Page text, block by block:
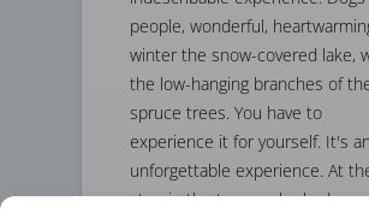
people, wonderful,
winter the snow-covered lake,
the low-hanging branches of
spruce trees. You have to
experience it for yourself. It's an
unforgettable experience. At
stop in the teepee, he had